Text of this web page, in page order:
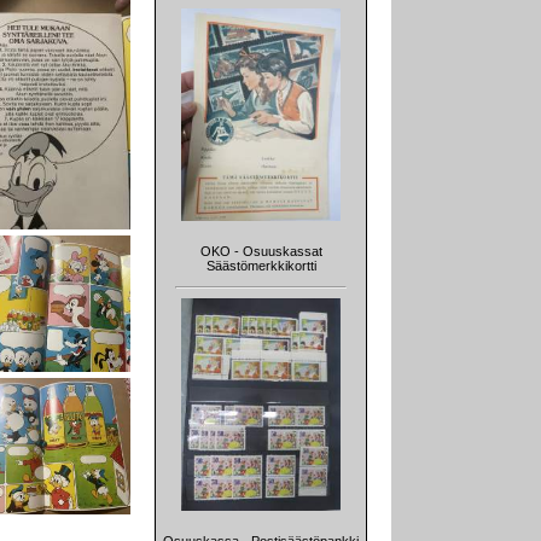
OKO - Osuuskassat
Säästömerkkikortti